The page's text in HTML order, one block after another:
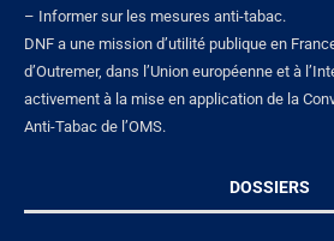
– Informer sur les mesures anti-tabac.
DNF a une mission d’utilité publique en
d’Outremer, dans l’Union européenne et à
activement à la mise en application de la
Anti-Tabac de l’OMS.
DOSSIERS